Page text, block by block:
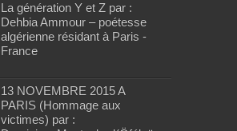
La génération Y et Z par :
Dehbia Ammour – poétesse
algérienne résidant à Paris -
France
13 NOVEMBRE 2015 A
PARIS (Hommage aux
victimes) par :